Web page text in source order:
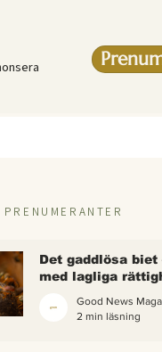
Det gaddlösa
med lagliga
Good News
2 min läsning